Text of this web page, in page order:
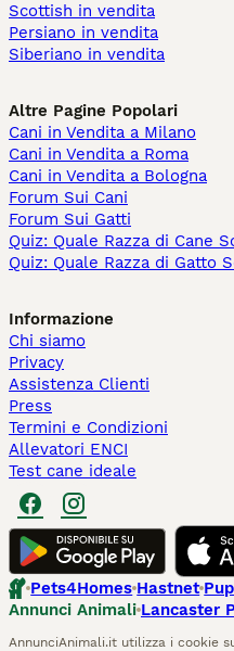
Scottish in vendita
Persiano in vendita
Siberiano in vendita
Altre Pagine Popolari
Cani in Vendita a Milano
Cani in Vendita a Roma
Cani in Vendita a Bologna
Forum Sui Cani
Forum Sui Gatti
Quiz: Quale Razza di Cane
Quiz: Quale Razza di Gatto
Informazione
Chi siamo
Privacy
Assistenza Clienti
Press
Termini e Condizioni
Allevatori ENCI
Test cane ideale
Pets4Homes Hastnet
Annunci Animali Lancaster
AnnunciAnimali.it utilizza i cookie